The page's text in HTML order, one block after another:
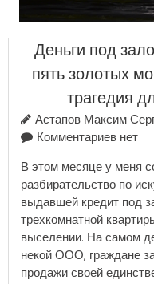
Деньги под
пять золотых
трагедия
Астапов Максим
Комментариев нет
В этом месяце у меня
разбирательство по
выдавшей кредит под
трехкомнатной
выселении. На самом
некой ООО, граждане
продажи своей